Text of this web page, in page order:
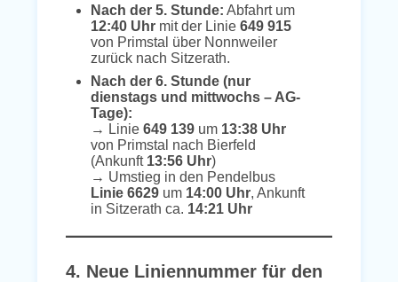
Nach der 5. Stunde: Abfahrt um
12:40 Uhr mit der Linie 649 915
von Primstal über Nonnweiler
zurück nach Sitzerath.
Nach der 6. Stunde (nur
dienstags und mittwochs – AG-
Tage):
→ Linie 649 139 um 13:38 Uhr
von Primstal nach Bierfeld
(Ankunft 13:56 Uhr)
→ Umstieg in den Pendelbus
Linie 6629 um 14:00 Uhr, Ankunft
in Sitzerath ca. 14:21 Uhr
4. Neue Liniennummer für den